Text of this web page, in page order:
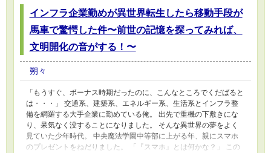
インフラ企業勤めが異世界転生したら移動手段が
馬車で驚愕した件〜前世の記憶を探ってみれば、
文明開化の音がする！〜
朔々
「もうすぐ、ボーナス時期だったのに、こんなところでくだばると
は・・・」 交通系、建築系、エネルギー系、生活系とインフラ整
備を網羅する大手企業に勤めている俺。 出先で重機の下敷きにな
り、呆気なく没することになりました。 そんな異世界の夢をよく
見ていた少年時代。 中央魔法学園中等部に上がる年、親にスマホ
のプレゼントをねだりました。 「『スマホ』とは何かな？」 この